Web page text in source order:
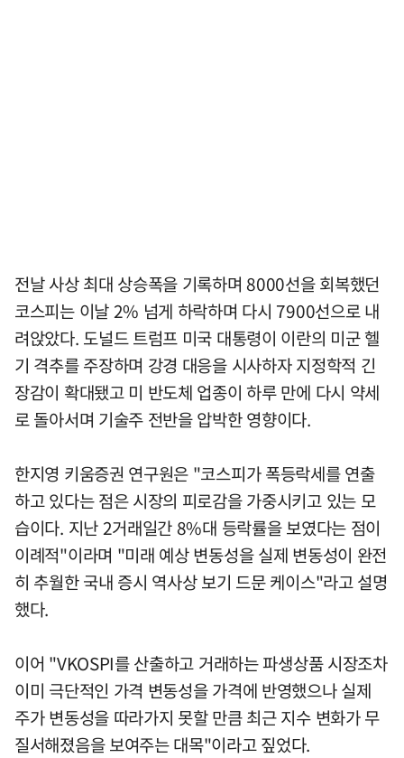
전날 사상 최대 상승폭을 기록하며 8000선을 회복했던
코스피는 이날 2% 넘게 하락하며 다시 7900선으로 내
려앉았다. 도널드 트럼프 미국 대통령이 이란의 미군 헬
기 격추를 주장하며 강경 대응을 시사하자 지정학적 긴
장감이 확대됐고 미 반도체 업종이 하루 만에 다시 약세
로 돌아서며 기술주 전반을 압박한 영향이다.
한지영 키움증권 연구원은 "코스피가 폭등락세를 연출
하고 있다는 점은 시장의 피로감을 가중시키고 있는 모
습이다. 지난 2거래일간 8%대 등락률을 보였다는 점이
이례적"이라며 "미래 예상 변동성을 실제 변동성이 완전
히 추월한 국내 증시 역사상 보기 드문 케이스"라고 설명
했다.
이어 "VKOSPI를 산출하고 거래하는 파생상품 시장조차
이미 극단적인 가격 변동성을 가격에 반영했으나 실제
주가 변동성을 따라가지 못할 만큼 최근 지수 변화가 무
질서해졌음을 보여주는 대목"이라고 짚었다.